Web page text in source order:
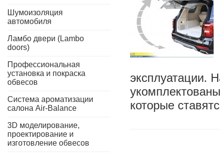
Шумоизоляция
автомобиля
Ламбо двери (Lambo
doors)
Профессиональная
установка и покраска
обвесов
Система ароматизации
салона Air-Balance
3D моделирование,
проектирование и
изготовление обвесов
эксплуатации.
которые